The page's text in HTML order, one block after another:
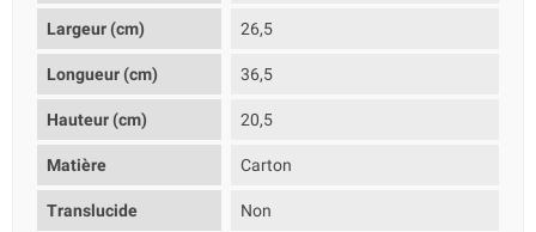
Largeur (cm) 26,5
Longueur (cm) 36,5
Hauteur (cm) 20,5
Matière Carton
Translucide Non